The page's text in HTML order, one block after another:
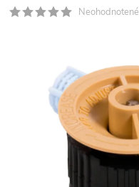
Neohodnotené